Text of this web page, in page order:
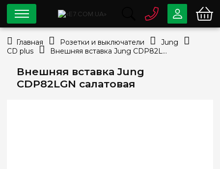
Внешняя вставка Jung
CDP82LGN салатовая
0 80033-63-07
info@e7.com.ua
044334-79-78
Viber
Главная Розетки и выключатели
Jung
CD plus
Внешняя вставка Jung CDP82LGN салатовая